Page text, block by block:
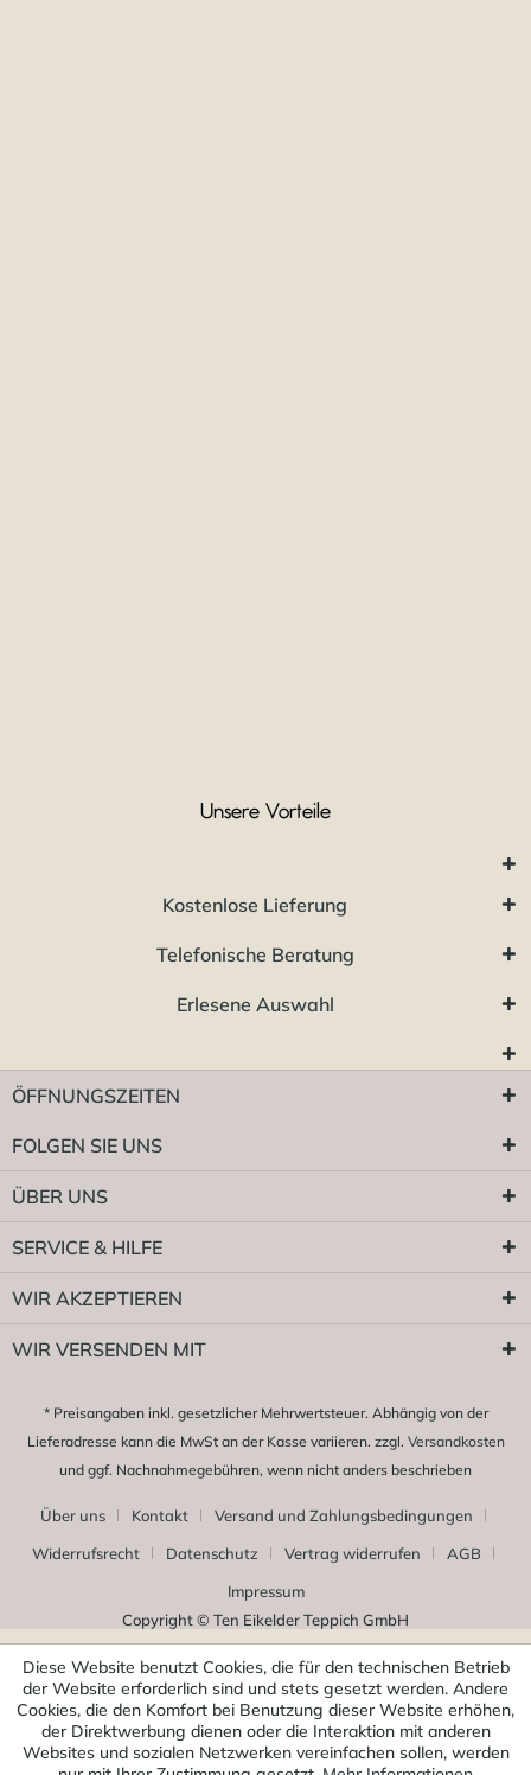
Unsere Vorteile
Kostenlose Lieferung
Telefonische Beratung
Erlesene Auswahl
ÖFFNUNGSZEITEN
FOLGEN SIE UNS
ÜBER UNS
SERVICE & HILFE
WIR AKZEPTIEREN
WIR VERSENDEN MIT
* Preisangaben inkl. gesetzlicher Mehrwertsteuer. Abhängig von der
Lieferadresse kann die MwSt an der Kasse variieren. zzgl. Versandkosten
und ggf. Nachnahmegebühren, wenn nicht anders beschrieben
Über uns Kontakt
Versand und Zahlungsbedingungen
Widerrufsrecht
Datenschutz Vertrag widerrufen
AGB
Impressum
Copyright © Ten Eikelder Teppich GmbH
Diese Website benutzt Cookies, die für den technischen Betrieb
der Website erforderlich sind und stets gesetzt werden. Andere
Cookies, die den Komfort bei Benutzung dieser Website erhöhen,
der Direktwerbung dienen oder die Interaktion mit anderen
Websites und sozialen Netzwerken vereinfachen sollen, werden